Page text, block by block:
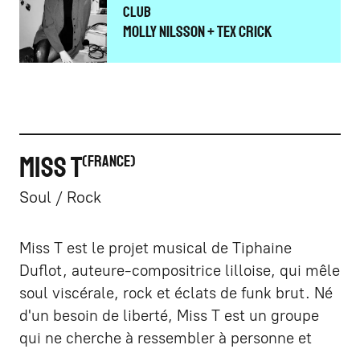
Club
MOLLY NILSSON + TEX CRICK
MISS T FRANCE
Soul / Rock
Miss T est le projet musical de Tiphaine
Duflot, auteure-compositrice lilloise, qui mêle
soul viscérale, rock et éclats de funk brut. Né
d'un besoin de liberté, Miss T est un groupe
qui ne cherche à ressembler à personne et